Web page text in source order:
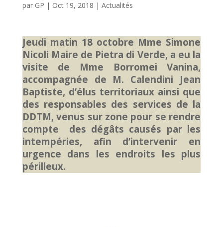
par GP | Oct 19, 2018 | Actualités
Jeudi matin 18 octobre Mme Simone
Nicoli Maire de Pietra di Verde, a eu la
visite de Mme Borromei Vanina,
accompagnée de M. Calendini Jean
Baptiste, d’élus territoriaux ainsi que
des responsables des services de la
DDTM, venus sur zone pour se rendre
compte des dégâts causés par les
intempéries, afin d’intervenir en
urgence dans les endroits les plus
périlleux.